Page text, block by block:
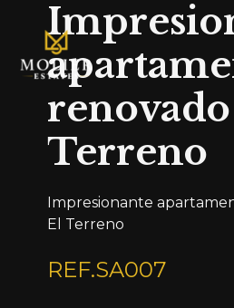
Terreno
Impresionante
El Terreno
REF.SA007